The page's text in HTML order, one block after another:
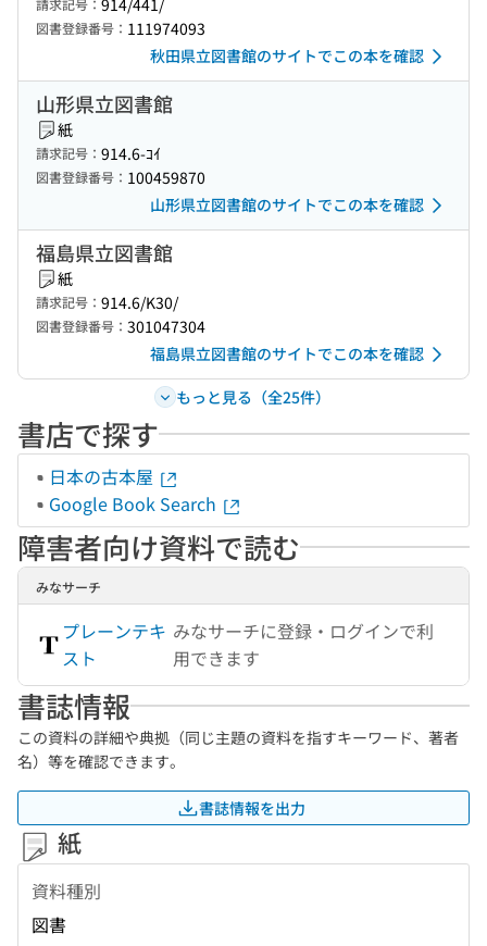
請求記号： 914/441/
図書登録番号： 111974093
秋田県立図書館のサイトでこの本を確認
山形県立図書館
紙
請求記号： 914.6-ｺｲ
図書登録番号： 100459870
山形県立図書館のサイトでこの本を確認
福島県立図書館
紙
請求記号： 914.6/K30/
図書登録番号： 301047304
福島県立図書館のサイトでこの本を確認
もっと見る（全25件）
書店で探す
日本の古本屋
Google Book Search
障害者向け資料で読む
みなサーチ
プレーンテキ
スト
みなサーチに登録・ログインで利
用できます
書誌情報
この資料の詳細や典拠（同じ主題の資料を指すキーワード、著者
名）等を確認できます。
書誌情報を出力
紙
資料種別
図書